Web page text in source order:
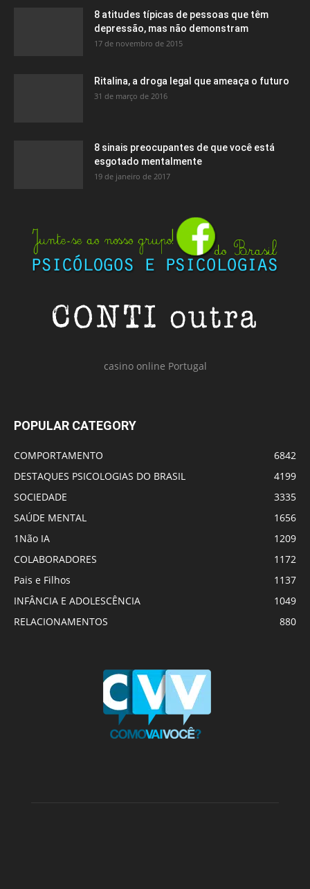
8 atitudes típicas de pessoas que têm
depressão, mas não demonstram
17 de novembro de 2015
Ritalina, a droga legal que ameaça o futuro
31 de março de 2016
8 sinais preocupantes de que você está
esgotado mentalmente
19 de janeiro de 2017
casino online Portugal
POPULAR CATEGORY
COMPORTAMENTO
6842
DESTAQUES PSICOLOGIAS DO BRASIL
4199
SOCIEDADE
3335
SAÚDE MENTAL
1656
1Não IA
1209
COLABORADORES
1172
Pais e Filhos
1137
INFÂNCIA E ADOLESCÊNCIA
1049
RELACIONAMENTOS
880